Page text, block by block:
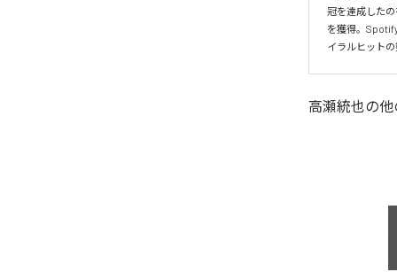
冠を達成した
を獲得。
イラルヒット
高瀬統也の